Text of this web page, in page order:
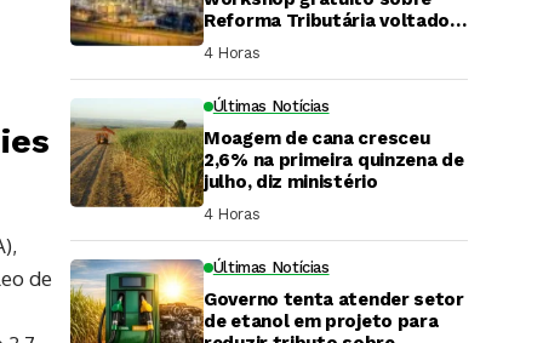
de
Reforma Tributária voltado
ao agronegócio.
4 Horas ⁮
Últimas Notícias
Moagem de cana cresceu
2,6% na primeira quinzena de
julho, diz ministério
4 Horas ⁮
Últimas Notícias
Governo tenta atender setor
de etanol em projeto para
DaCana Cast